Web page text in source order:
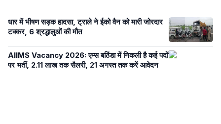
धार में भीषण सड़क हादसा, ट्राले ने ईको वैन को मारी जोरदार
टक्कर, 6 श्रद्धालुओं की मौत
AIIMS Vacancy 2026: एम्स बठिंडा में निकली है कई पदों
पर भर्ती, 2.11 लाख तक सैलरी, 21 अगस्त तक करें आवेदन